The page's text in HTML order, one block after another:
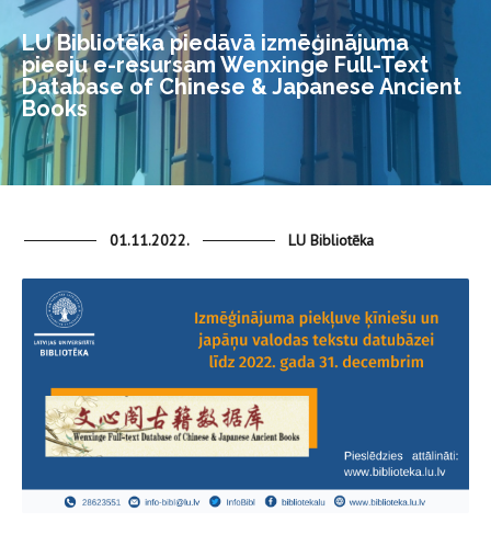
LU Bibliotēka piedāvā izmēģinājuma
pieeju e-resursam Wenxinge Full-Text
Database of Chinese & Japanese Ancient
Books
01.11.2022. LU Bibliotēka